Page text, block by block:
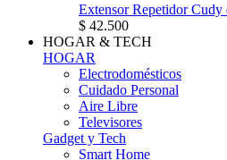
Extensor Repetidor Cudy
$ 42.500
HOGAR & TECH
HOGAR
Electrodomésticos
Cuidado Personal
Aire Libre
Televisores
Gadget y Tech
Smart Home